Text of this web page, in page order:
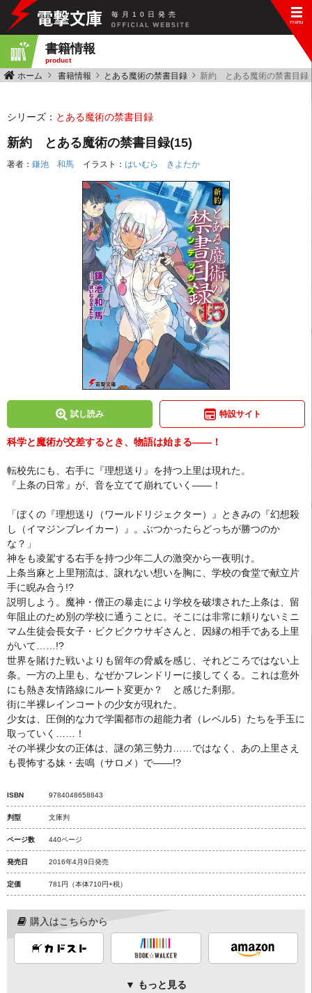
毎 月 10 日 発 売
書籍情報
product
ホーム 書籍情報 とある魔術の禁書目録 新約 とある魔術の禁書目録
シリーズ： とある魔術の禁書目録
新約 とある魔術の禁書目録(15)
著者： 鎌池 和馬 イラスト： はいむら きよたか
試し読み 特設サイト
科学と魔術が交差するとき、物語は始まる――！
転校先にも、右手に『理想送り』を持つ上里は現れた。
『上条の日常』が、音を立てて崩れていく――！
「ぼくの『理想送り（ワールドリジェクター）』ときみの『幻想殺
し（イマジンブレイカー）』。ぶつかったらどっちが勝つのか
な？」
神をも凌駕する右手を持つ少年二人の激突から一夜明け。
上条当麻と上里翔流は、譲れない想いを胸に、学校の食堂で献立片
手に睨み合う!?
説明しよう。魔神・僧正の暴走により学校を破壊された上条は、留
年阻止のため別の学校に通うことに。そこには非常に頼りないミニ
マム生徒会長女子・ビクビクウサギさんと、因縁の相手である上里
がいて……!?
世界を賭けた戦いよりも留年の脅威を感じ、それどころではない上
条。一方の上里も、なぜかフレンドリーに接してくる。これは意外
にも熱き友情路線にルート変更か？ と感じた刹那。
街に半裸レインコートの少女が現れた。
少女は、圧倒的な力で学園都市の超能力者（レベル5）たちを手玉に
取っていく……！
その半裸少女の正体は、謎の第三勢力……ではなく、あの上里さえ
も畏怖する妹・去鳴（サロメ）で――!?
ISBN 9784048658843
判型 文庫判
ページ数 440ページ
発売日 2016年4月9日発売
定価 781円 （本体710円+税）
購入はこちらから
▼ もっと見る